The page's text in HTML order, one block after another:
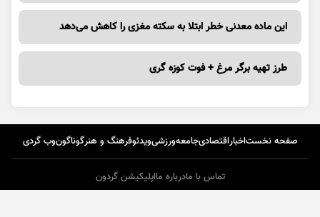
این ماده معدنی خطر ابتلا به سکته مغزی را کاهش می‌دهد
طرز تهیه برگر مرغ + فوت کوزه گری
صفحه نخستاخباراقتصادیجامعهورزشیویدئوفرهنگ و هنرگوناگونوب گردی
تماس با مادرباره مااپلیکیشن گردون